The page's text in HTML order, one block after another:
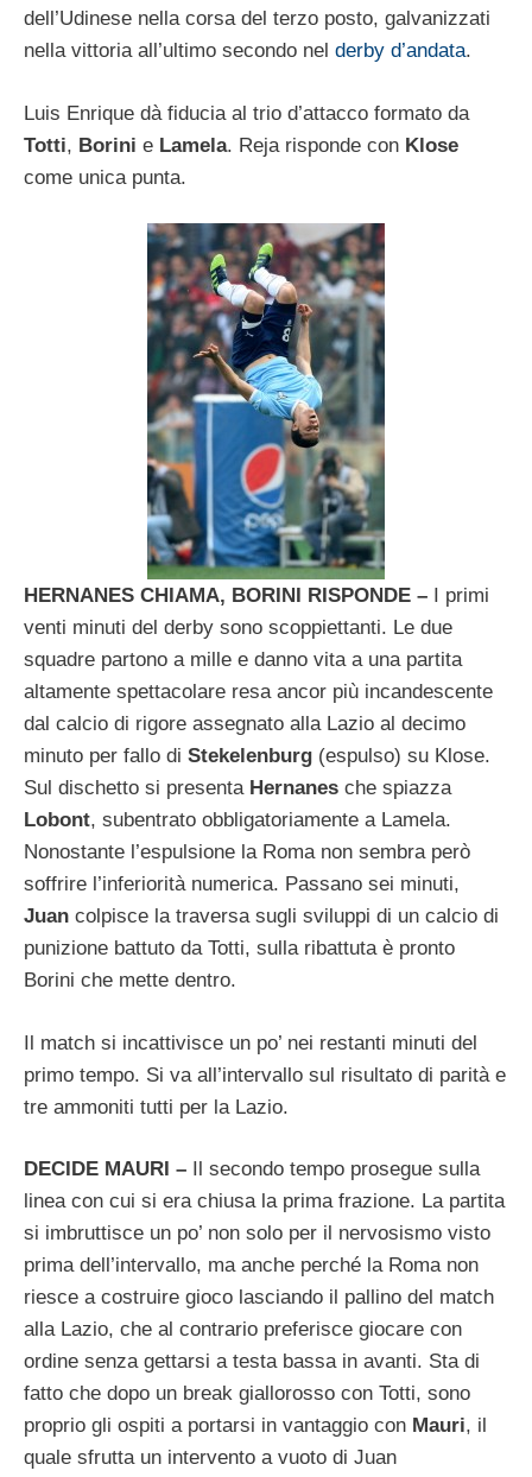
dell’Udinese nella corsa del terzo posto, galvanizzati
nella vittoria all’ultimo secondo nel derby d’andata.
Luis Enrique dà fiducia al trio d’attacco formato da
Totti, Borini e Lamela. Reja risponde con Klose
come unica punta.
HERNANES CHIAMA, BORINI RISPONDE – I primi
venti minuti del derby sono scoppiettanti. Le due
squadre partono a mille e danno vita a una partita
altamente spettacolare resa ancor più incandescente
dal calcio di rigore assegnato alla Lazio al decimo
minuto per fallo di Stekelenburg (espulso) su Klose.
Sul dischetto si presenta Hernanes che spiazza
Lobont, subentrato obbligatoriamente a Lamela.
Nonostante l’espulsione la Roma non sembra però
soffrire l’inferiorità numerica. Passano sei minuti,
Juan colpisce la traversa sugli sviluppi di un calcio di
punizione battuto da Totti, sulla ribattuta è pronto
Borini che mette dentro.
Il match si incattivisce un po’ nei restanti minuti del
primo tempo. Si va all’intervallo sul risultato di parità e
tre ammoniti tutti per la Lazio.
DECIDE MAURI – Il secondo tempo prosegue sulla
linea con cui si era chiusa la prima frazione. La partita
si imbruttisce un po’ non solo per il nervosismo visto
prima dell’intervallo, ma anche perché la Roma non
riesce a costruire gioco lasciando il pallino del match
alla Lazio, che al contrario preferisce giocare con
ordine senza gettarsi a testa bassa in avanti. Sta di
fatto che dopo un break giallorosso con Totti, sono
proprio gli ospiti a portarsi in vantaggio con Mauri, il
quale sfrutta un intervento a vuoto di Juan